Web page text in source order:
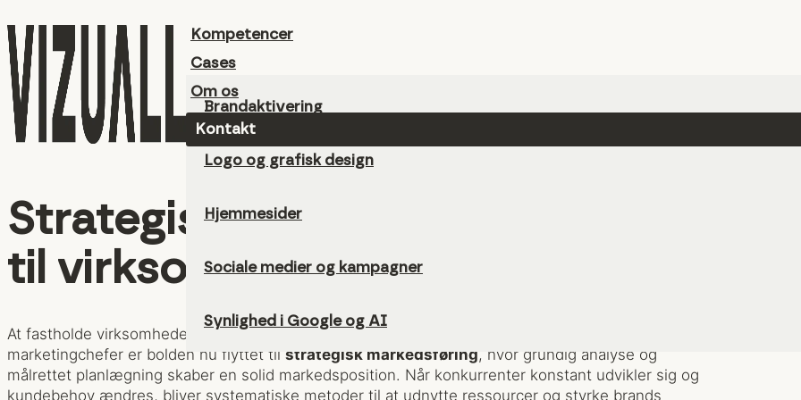
Kompetencer
Brandaktivering
Logo og grafisk design
Hjemmesider
Sociale medier og kampagner
Synlighed i Google og AI
Cases
Om os
Kontakt
Strategisk markedsføring: Nøglen
til virksomhedsvækst
At fastholde virksomhedens vækst kræver mere end hurtige reklamekampagner. For mange danske
marketingchefer er bolden nu flyttet til strategisk markedsføring, hvor grundig analyse og
målrettet planlægning skaber en solid markedsposition. Når konkurrenter konstant udvikler sig og
kundebehov ændres, bliver systematiske metoder til at udnytte ressourcer og styrke brands